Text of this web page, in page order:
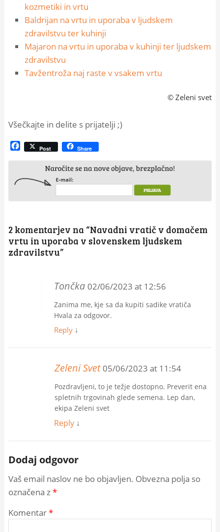
kozmetiki in vrtu
Baldrijan na vrtu in uporaba v ljudskem
zdravilstvu ter kuhinji
Majaron na vrtu in uporaba v kuhinji ter ljudskem
zdravilstvu
Tavžentroža naj raste v vsakem vrtu
© Zeleni svet
Všečkajte in delite s prijatelji ;)
Facebook
Post Share
2 komentarjev na “Navadni vratič v domačem
vrtu in uporaba v slovenskem ljudskem
zdravilstvu”
Tončka 02/06/2023 at 12:56
Zanima me, kje sa da kupiti sadike vratiča
Hvala za odgovor.
Reply ↓
Zeleni Svet 05/06/2023 at 11:54
Pozdravljeni, to je težje dostopno. Preverit ena
spletnih trgovinah glede semena. Lep dan,
ekipa Zeleni svet
Reply ↓
Dodaj odgovor
Vaš email naslov ne bo objavljen. Obvezna polja so
označena z*
Komentar*